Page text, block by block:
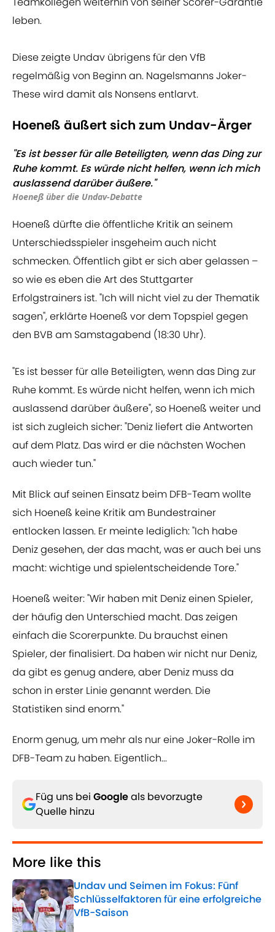
leben.
Diese zeigte Undav übrigens für den VfB
regelmäßig von Beginn an. Nagelsmanns Joker-
These wird damit als Nonsens entlarvt.
Hoeneß äußert sich zum Undav-Ärger
"Es ist besser für alle Beteiligten, wenn das Ding zur
Ruhe kommt. Es würde nicht helfen, wenn ich mich
auslassend darüber äußere."
Hoeneß über die Undav-Debatte
Hoeneß dürfte die öffentliche Kritik an seinem
Unterschiedsspieler insgeheim auch nicht
schmecken. Öffentlich gibt er sich aber gelassen –
so wie es eben die Art des Stuttgarter
Erfolgstrainers ist. "Ich will nicht viel zu der Thematik
sagen", erklärte Hoeneß vor dem Topspiel gegen
den BVB am Samstagabend (18:30 Uhr).
"Es ist besser für alle Beteiligten, wenn das Ding zur
Ruhe kommt. Es würde nicht helfen, wenn ich mich
auslassend darüber äußere", so Hoeneß weiter und
ist sich zugleich sicher: "Deniz liefert die Antworten
auf dem Platz. Das wird er die nächsten Wochen
auch wieder tun."
Mit Blick auf seinen Einsatz beim DFB-Team wollte
sich Hoeneß keine Kritik am Bundestrainer
entlocken lassen. Er meinte lediglich: "Ich habe
Deniz gesehen, der das macht, was er auch bei uns
macht: wichtige und spielentscheidende Tore."
Hoeneß weiter: "Wir haben mit Deniz einen Spieler,
der häufig den Unterschied macht. Das zeigen
einfach die Scorerpunkte. Du brauchst einen
Spieler, der finalisiert. Da haben wir nicht nur Deniz,
da gibt es genug andere, aber Deniz muss da
schon in erster Linie genannt werden. Die
Statistiken sind enorm."
Enorm genug, um mehr als nur eine Joker-Rolle im
DFB-Team zu haben. Eigentlich...
Füg uns bei Googleals bevorzugte
Quelle hinzu
More like this
Undav und Seimen im Fokus: Fünf
Schlüsselfaktoren für eine erfolgreiche
VfB-Saison
Published by on Invalid Date